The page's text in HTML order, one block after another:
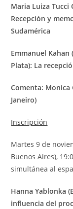
Maria Luiza Tucci
Recepción y
Sudamérica
Emmanuel Kahan
Plata): La
Comenta: Monica
Janeiro)
Inscripción
Martes 9 de
Buenos Aires),
simultánea al
Hanna Yablonka
influencia del